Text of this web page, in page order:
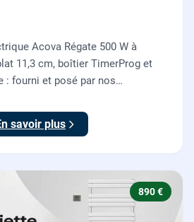
Acova Régate 500 W à
11,3 cm, boîtier TimerProg et
: fourni et posé par nos
savoir plus
890 €